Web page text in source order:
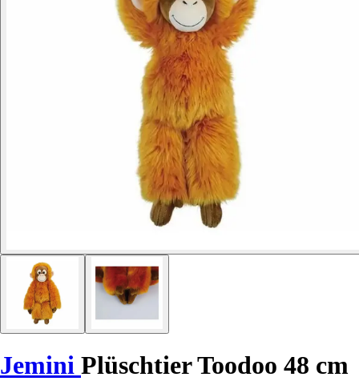
Jemini Plüschtier Toodoo 48 cm